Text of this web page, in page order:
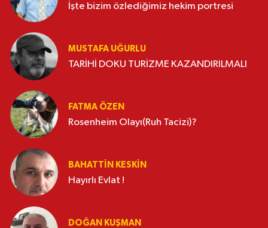
İşte bizim özlediğimiz hekim portresi
MUSTAFA UĞURLU
TARİHİ DOKU TURİZME KAZANDIRILMALI
FATMA ÖZEN
Rosenheim Olayı(Ruh Tacizi)?
BAHATTIN KESKİN
Hayırlı Evlat !
DOĞAN KUŞMAN